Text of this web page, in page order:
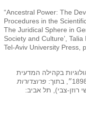
“Ancestral Power: The
Procedures in the
The Juridical Sphere in
Society and Culture’,
Tel-Aviv University Press,
בקהילה המדעית
פרוצדורות
רוזן-צבי), תל אביב: